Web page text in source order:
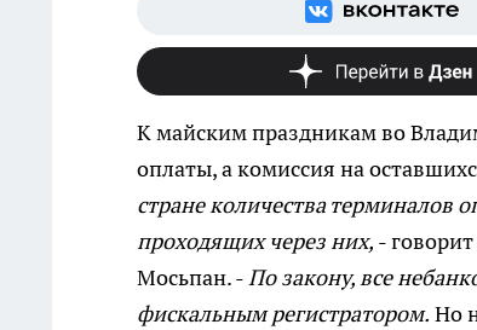
К майским праздникам во
оплаты, а комиссия на
стране количества терминалов
проходящих через них, -
Мосьпан. -По закону, все
фискальным регистратором. Но